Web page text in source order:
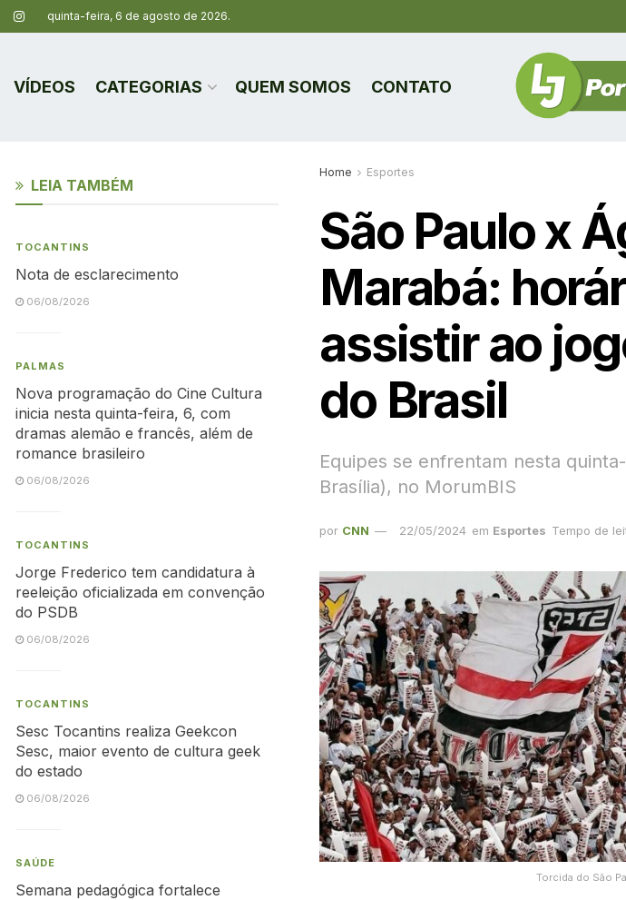
quinta-feira, 6 de agosto de 2026.
VÍDEOS CATEGORIAS QUEM SOMOS CONTATO
Home Esportes
São Paulo x
Marabá:
assistir ao
do Brasil
Equipes se enfrentam nesta
Brasília), no MorumBIS
por CNN 22/05/2024 em Esportes Tempo de
Torcida do São
LEIA TAMBÉM
TOCANTINS
Nota de esclarecimento
06/08/2026
PALMAS
Nova programação do Cine Cultura
inicia nesta quinta-feira, 6, com
dramas alemão e francês, além de
romance brasileiro
06/08/2026
TOCANTINS
Jorge Frederico tem candidatura à
reeleição oficializada em convenção
do PSDB
06/08/2026
TOCANTINS
Sesc Tocantins realiza Geekcon
Sesc, maior evento de cultura geek
do estado
06/08/2026
SAÚDE
Semana pedagógica fortalece